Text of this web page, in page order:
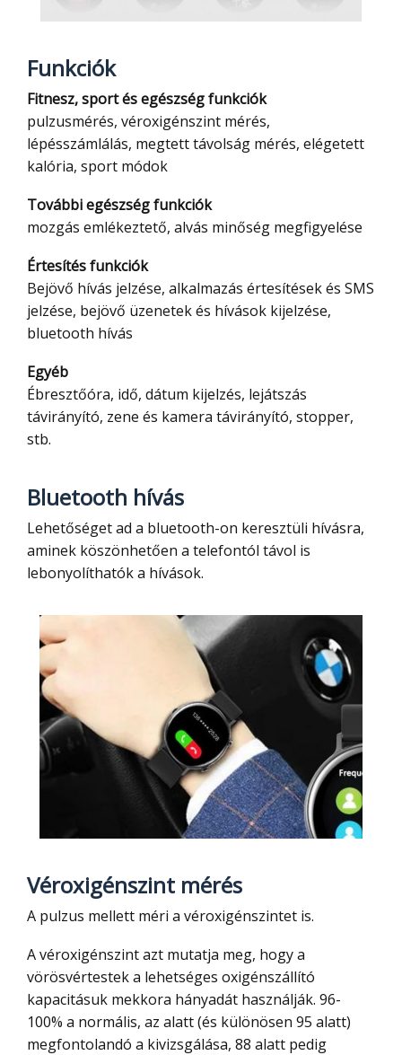
Funkciók
Fitnesz, sport és egészség funkciók
pulzusmérés, véroxigénszint mérés,
lépésszámlálás, megtett távolság mérés, elégetett
kalória, sport módok
További egészség funkciók
mozgás emlékeztető, alvás minőség megfigyelése
Értesítés funkciók
Bejövő hívás jelzése, alkalmazás értesítések és SMS
jelzése, bejövő üzenetek és hívások kijelzése,
bluetooth hívás
Egyéb
Ébresztőóra, idő, dátum kijelzés, lejátszás
távirányító, zene és kamera távirányító, stopper,
stb.
Bluetooth hívás
Lehetőséget ad a bluetooth-on keresztüli hívásra,
aminek köszönhetően a telefontól távol is
lebonyolíthatók a hívások.
Véroxigénszint mérés
A pulzus mellett méri a véroxigénszintet is.
A véroxigénszint azt mutatja meg, hogy a
vörösvértestek a lehetséges oxigénszállító
kapacitásuk mekkora hányadát használják. 96-
100% a normális, az alatt (és különösen 95 alatt)
megfontolandó a kivizsgálása, 88 alatt pedig